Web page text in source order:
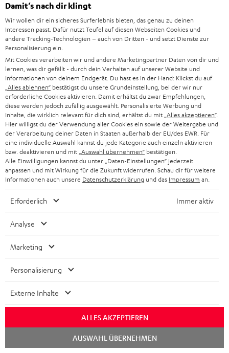
N
e
w
s
l
e
t
t
e
r
a
n
m
e
l
d
u
n
g
Wähle deinen Gutschein!
Melde dich für den Newsletter an und erhalte bis zu
45 € als Dankeschön.
WIDGET
JETZT
Kategorien
HEIMKINO
HEIMKINO-KOMPLETTANLAGEN
SOUNDBAR
HIFI-LAUTSPRECHER
SMART HOME
BLUETOOTH-LAUTSPRECHER
PRESSE & MARKETING
Teufel Onlineshops
DEUTSCHLAND
Damit‘s nach dir klingt
Wir wollen dir ein sicheres Surferlebnis bieten, das genau zu deinen
Interessen passt. Dafür nutzt Teufel auf diesen Webseiten Cookies und
andere Tracking-Technologien – auch von Dritten - und setzt Dienste zur
Personalisierung ein.
Mit Cookies verarbeiten wir und andere Marketingpartner Daten von dir und
lernen, was dir gefällt - durch dein Verhalten auf unserer Website und
Informationen von deinem Endgerät. Du hast es in der Hand: Klickst du auf
„Alles ablehnen“ bestätigst du unsere Grundeinstellung, bei der wir nur
erforderliche Cookies aktivieren. Damit erhältst du zwar Empfehlungen,
diese werden jedoch zufällig ausgewählt. Personalisierte Werbung und
Inhalte, die wirklich relevant für dich sind, erhältst du mit „Alles akzeptieren“.
Hier willigst du der Verwendung aller Cookies ein sowie der Weitergabe und
der Verarbeitung deiner Daten in Staaten außerhalb der EU/des EWR. Für
eine individuelle Auswahl kannst du jede Kategorie auch einzeln aktivieren
bzw. deaktivieren und mit „Auswahl übernehmen“ bestätigen.
Alle Einwilligungen kannst du unter „Daten-Einstellungen“ jederzeit
anpassen und mit Wirkung für die Zukunft widerrufen. Schau dir für weitere
Informationen auch unsere Datenschutzerklärung und das Impressum an.
Erforderlich Immer aktiv
Analyse
Marketing
Personalisierung
Externe Inhalte
ALLES AKZEPTIEREN
AUSWAHL ÜBERNEHMEN